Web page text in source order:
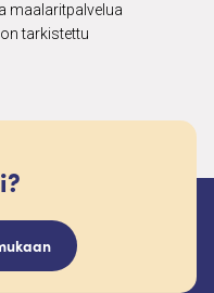
maalaritpalvelua
tarkistettu